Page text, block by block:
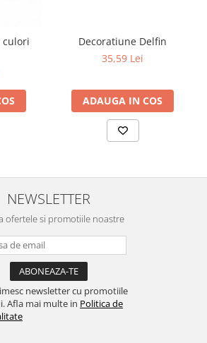
culori
Decoratiune Delfin
35,59 Lei
ADAUGA IN COS
NEWSLETTER
ofertele si promotiile noastre
newsletter cu promotiile
Afla mai multe in Politica de